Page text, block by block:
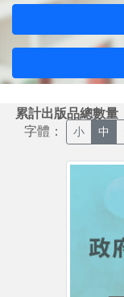
累計出版品總數量
字體： 小 中